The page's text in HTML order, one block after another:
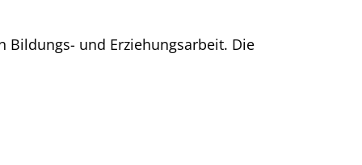
und Erziehungsarbeit. Die